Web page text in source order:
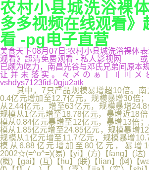
农村小县城洗浴裸
多多视频在线观看》
看 -pg电子直营
美食天下08月07日:农村小县城洗浴裸体
观看》超清免费观看 - 私人影视网 或
已颇为吃力，南昌光谷与邓氏兄弟间原本
让并未落实。々〆のぁ〡〢〣〤
vshdys7123fid-0gju2atk
其中，7只产品规模暴增超10倍。南
0.4亿元增加至12.7亿元，规模暴增30倍
从2.44亿元，增至63亿元，规模暴增
规模从1亿元增至18.78亿元，暴增近18
模从0.84亿元暴增至12亿元，暴增13倍
模从1.85亿元增至24.85亿元，规模暴增
规模从1亿元增至11.7亿元，规模暴增
模从6.88亿元增加至80亿元，暴增
2002☆(=^o^=)(易)【yi】(方)【fang】(达)
(概)【gai】(互)【hu】(联)【lian】(网)【